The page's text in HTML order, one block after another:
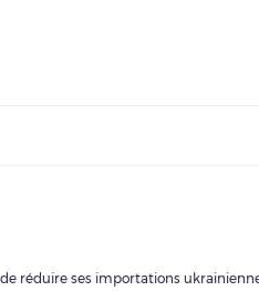
de réduire ses importations